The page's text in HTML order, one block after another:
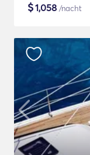
$1,058 /nacht